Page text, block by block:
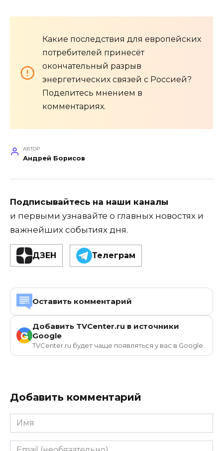
Какие последствия для европейских
потребителей принесёт
окончательный разрыв
энергетических связей с Россией?
Поделитесь мнением в
комментариях.
АВТОР
Андрей Борисов
Подписывайтесь на наши каналы
и первыми узнавайте о главных новостях и
важнейших событиях дня.
ДЗЕН Телеграм
Оставить комментарий
G
Добавить TVCenter.ru в источники
Google
TVCenter.ru будет чаще появляться у вас в Google.
Добавить комментарий
Имя
Email